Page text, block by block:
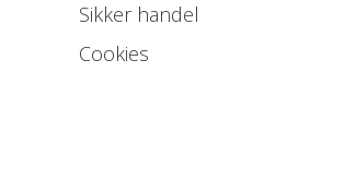
Sikker handel
Cookies